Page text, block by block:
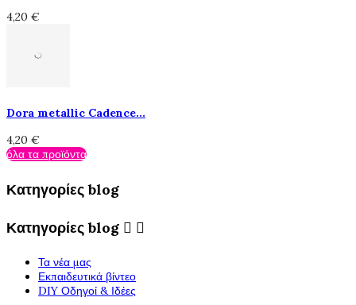
4,20 €
Dora metallic Cadence...
4,20 €
όλα τα προϊόντα
Κατηγορίες blog
Κατηγορίες blog  
Τα νέα μας
Εκπαιδευτικά βίντεο
DIY Οδηγοί & Ιδέες